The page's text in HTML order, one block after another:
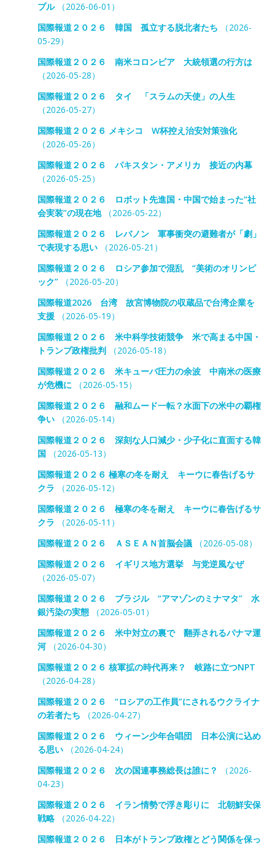
プル（2026-06-01）
国際報道２０２６ 韓国 孤立する脱北者たち （2026-
05-29）
国際報道２０２６ 南米コロンビア 大統領選の行方は
（2026-05-28）
国際報道２０２６ タイ 「スラムの天使」の人生
（2026-05-27）
国際報道２０２６ メキシコ W杯控え治安対策強化
（2026-05-26）
国際報道２０２６ パキスタン・アメリカ 接近の内幕
（2026-05-25）
国際報道２０２６ ロボット先進国・中国で始まった“社
会実装”の現在地（2026-05-22）
国際報道２０２６ レバノン 軍事衝突の避難者が「劇」
で表現する思い（2026-05-21）
国際報道２０２６ ロシア参加で混乱 “美術のオリンピ
ック”（2026-05-20）
国際報道2026 台湾 故宮博物院の収蔵品で台湾企業を
支援（2026-05-19）
国際報道２０２６ 米中科学技術競争 米で高まる中国・
トランプ政権批判（2026-05-18）
国際報道２０２６ 米キューバ圧力の余波 中南米の医療
が危機に（2026-05-15）
国際報道２０２６ 融和ムード一転？水面下の米中の覇権
争い（2026-05-14）
国際報道２０２６ 深刻な人口減少・少子化に直面する韓
国（2026-05-13）
国際報道２０２６ 極寒の冬を耐え キーウに春告げるサ
クラ （2026-05-12）
国際報道２０２６ 極寒の冬を耐え キーウに春告げるサ
クラ （2026-05-11）
国際報道２０２６ ＡＳＥＡＮ首脳会議（2026-05-08）
国際報道２０２６ イギリス地方選挙 与党逆風なぜ
（2026-05-07）
国際報道２０２６ ブラジル “アマゾンのミナマタ” 水
銀汚染の実態（2026-05-01）
国際報道２０２６ 米中対立の裏で 翻弄されるパナマ運
河（2026-04-30）
国際報道２０２６ 核軍拡の時代再来？ 岐路に立つNPT
（2026-04-28）
国際報道２０２６ “ロシアの工作員”にされるウクライナ
の若者たち （2026-04-27）
国際報道２０２６ ウィーン少年合唱団 日本公演に込め
る思い（2026-04-24）
国際報道２０２６ 次の国連事務総長は誰に？
（2026-
04-23）
国際報道２０２６ イラン情勢で浮き彫りに 北朝鮮安保
戦略（2026-04-22）
国際報道２０２６ 日本がトランプ政権とどう関係を保っ